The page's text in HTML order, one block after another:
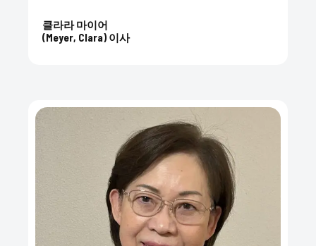
클라라 마이어
(Meyer, Clara) 이사